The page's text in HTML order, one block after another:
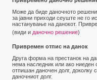
Може да биде даночното
за јавни приходи сеуште не го
настанување на данокот.
(види и даночно решение)
Привремен отпис на данок
Друга форма на престанок на
нема наследник или ако
отпишан даночен долг, доколку
даночниот долг.